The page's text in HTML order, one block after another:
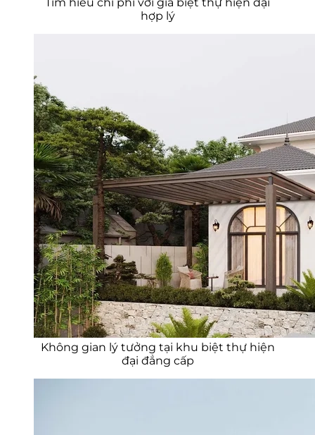
hợp lý
Không gian lý tưởng tại khu biệt thự hiện
đại đẳng cấp